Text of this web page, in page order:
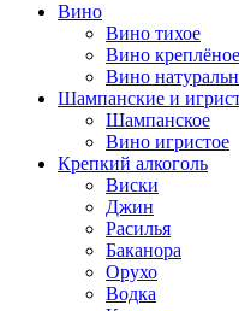
Вино
Вино тихое
Вино креплёное
Вино
Шампанские и
Шампанское
Вино игристое
Крепкий алкоголь
Виски
Джин
Расилья
Баканора
Орухо
Водка